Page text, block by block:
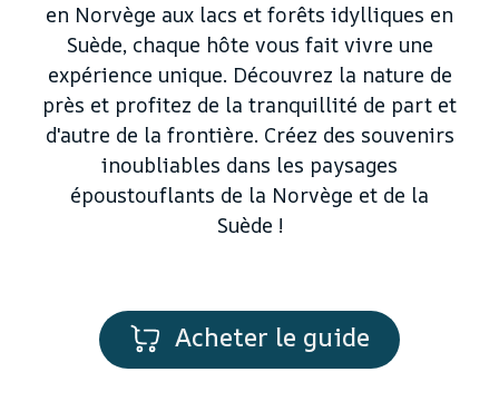
en Norvège aux lacs et forêts idylliques en
Suède, chaque hôte vous fait vivre une
expérience unique. Découvrez la nature de
près et profitez de la tranquillité de part et
d'autre de la frontière. Créez des souvenirs
inoubliables dans les paysages
époustouflants de la Norvège et de la
Suède !
Acheter le guide